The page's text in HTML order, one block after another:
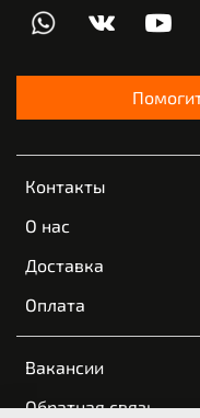
Контакты
О нас
Доставка
Оплата
Вакансии
Обратная связь